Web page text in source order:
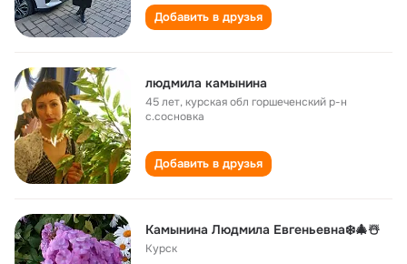
Добавить в друзья
людмила камынина
45 лет,курская обл горшеченский р-н
с.сосновка
Добавить в друзья
Камынина Людмила Евгеньевна❄️🎄☃️
Курск